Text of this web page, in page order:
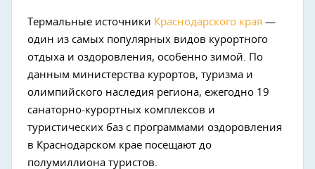
Термальные источники Краснодарского края —
один из самых популярных видов курортного
отдыха и оздоровления, особенно зимой. По
данным министерства курортов, туризма и
олимпийского наследия региона, ежегодно 19
санаторно-курортных комплексов и
туристических баз с программами оздоровления
в Краснодарском крае посещают до
полумиллиона туристов.